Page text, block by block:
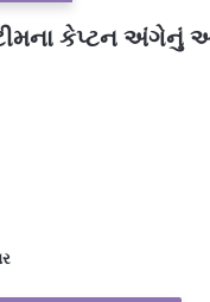
ટીમના કેપ્ટન અંગેનું